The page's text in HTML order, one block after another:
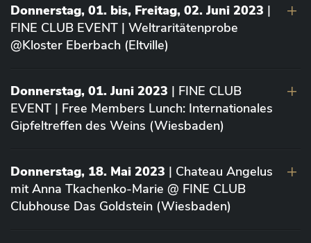
Donnerstag, 01. bis, Freitag, 02. Juni 2023 |
FINE CLUB EVENT | Weltraritätenprobe
@Kloster Eberbach (Eltville)
Donnerstag, 01. Juni 2023 | FINE CLUB
EVENT | Free Members Lunch: Internationales
Gipfeltreffen des Weins (Wiesbaden)
Donnerstag, 18. Mai 2023 | Chateau Angelus
mit Anna Tkachenko-Marie @ FINE CLUB
Clubhouse Das Goldstein (Wiesbaden)